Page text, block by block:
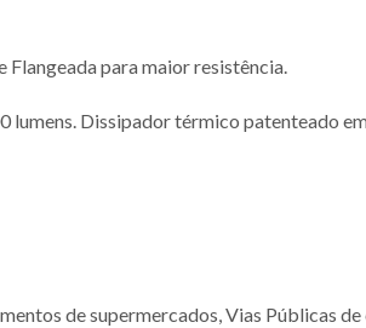
para maior resistência.
Dissipador térmico patenteado
de supermercados, Vias Públicas